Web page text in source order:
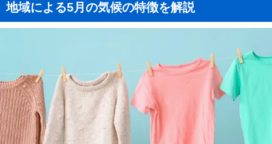
地域による5月の気候の特徴を解説